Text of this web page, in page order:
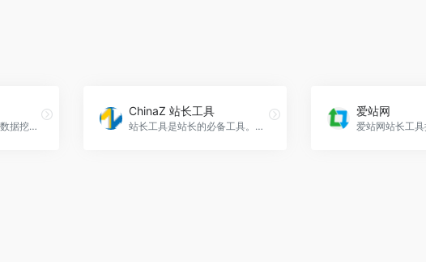
5118通过对排名各类大数据挖掘,提供关键词挖掘,行业词库,站群权重监控,关键词排名监控,指数词,流量词挖掘工具等排名工作人员必备百度站长工具平台
ChinaZ 站长工具
站长工具是站长的必备工具。经常上站长工具可以了解SEO数据变化。还可以检测网站死链接、蜘蛛访问、HTML格式检测、网站速度测试、友情链接检查、网站域名IP查询、PR、权重查询、alexa、whois查询等等。
爱站网